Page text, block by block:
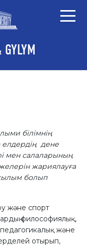
білімнің
елдердің дене
мен салаларының
жариялауға
болып
және спорт
философиялық,
және
отырып,